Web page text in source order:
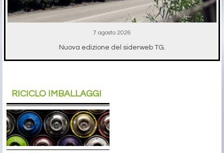
7 agosto 2026
Nuova edizione del siderweb TG.
RICICLO IMBALLAGGI